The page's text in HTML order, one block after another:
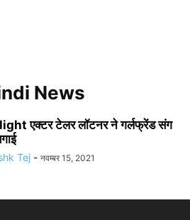
News
एक्टर टेलर लॉटनर ने गर्लफ्रेंड संग
Tej - नवम्बर 15, 2021